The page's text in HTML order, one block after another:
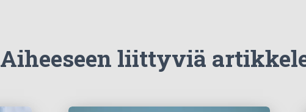
Aiheeseen liittyviä